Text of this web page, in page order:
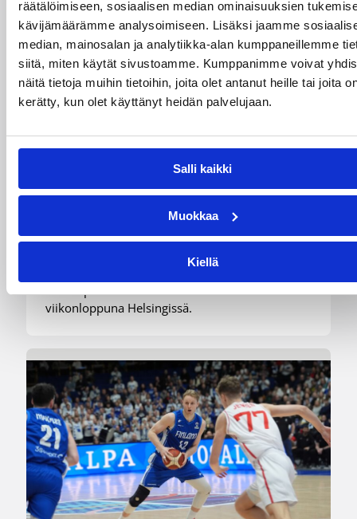
räätälöimiseen, sosiaalisen median ominaisuuksien
kävijämäärämme analysoimiseen. Lisäksi jaamme
median, mainosalan ja analytiikka-alan kumppaneillemme
siitä, miten käytät sivustoamme. Kumppanimme voivat
näitä tietoja muihin tietoihin, joita olet antanut heille tai joita
kerätty, kun olet käyttänyt heidän palvelujaan.
Salli kaikki
Muokkaa
Kiellä
Maaottelu 07.08.2026 21:42
Ruotsi piirun verran
Susiladiesia parempi
Tukholmassa
Susiladies päätti Tukholmassa pelatun kahden
ottelun mittaisen miniturnauksen tappioon, kun
Suomi pelaa seuraavan kerran ensi
viikonloppuna Helsingissä.